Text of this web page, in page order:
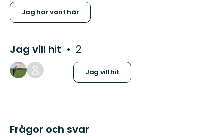
Jag har varit här
Jag vill hit 2
Jag vill hit
Frågor och svar